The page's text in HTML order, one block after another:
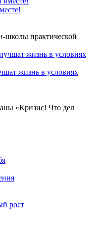
школы практической
жизнь в условиях
«Кризис! Что дел
рост